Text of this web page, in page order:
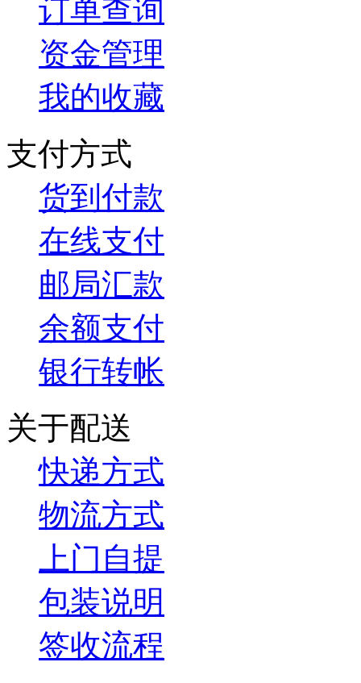
订单查询
资金管理
我的收藏
支付方式
货到付款
在线支付
邮局汇款
余额支付
银行转帐
关于配送
快递方式
物流方式
上门自提
包装说明
签收流程